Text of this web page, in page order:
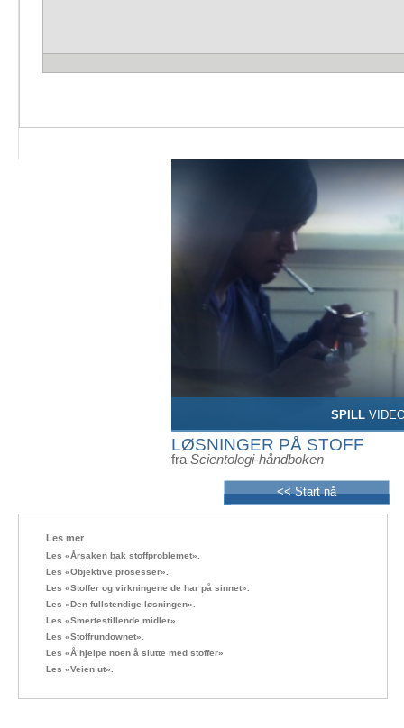
SPILL
LØSNINGER PÅ STOFF
fra Scientologi-håndboken
<< Start nå
Les mer
Les «Årsaken bak stoffproblemet».
Les «Objektive prosesser».
Les «Stoffer og virkningene de har på sinnet».
Les «Den fullstendige løsningen».
Les «Smertestillende midler»
Les «Stoffrundownet».
Les «Å hjelpe noen å slutte med stoffer»
Les «Veien ut».